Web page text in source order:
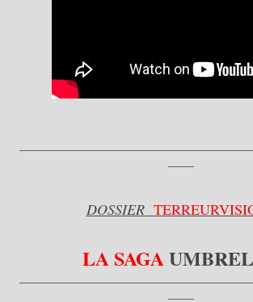
DOSSIER
LA SAGA